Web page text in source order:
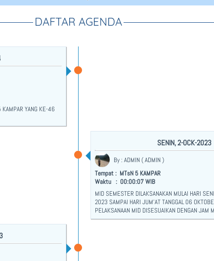
DAFTAR AGENDA
KAMPAR YANG KE-46
SENIN, 2-OCK-2023
By : ADMIN ( ADMIN )
Tempat : MTsN 5 KAMPAR
Waktu : 00:00:07 WIB
MID SEMESTER DILAKSANAKAN MULAI HARI
2023 SAMPAI HARI JUM'AT TANGGAL 06
PELAKSANAAN MID DISESUAIKAN DENGAN JAM